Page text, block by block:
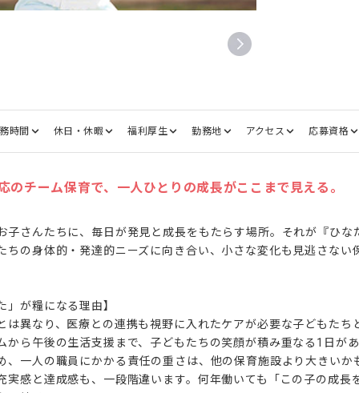
時間 休日・休暇 福利厚生 勤務地 アクセス 応募資格
のチーム保育で、一人ひとりの成長がここまで見える。
子さんたちに、毎日が発見と成長をもたらす場所。それが『ひな
ちの身体的・発達的ニーズに向き合い、小さな変化も見逃さない
」が糧になる理由】
は異なり、医療との連携も視野に入れたケアが必要な子どもたち
から午後の生活支援まで、子どもたちの笑顔が積み重なる1日が
、一人の職員にかかる責任の重さは、他の保育施設より大きいか
実感と達成感も、一段階違います。何年働いても「この子の成長